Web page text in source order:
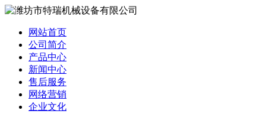
网站首页
公司简介
产品中心
新闻中心
售后服务
网络营销
企业文化